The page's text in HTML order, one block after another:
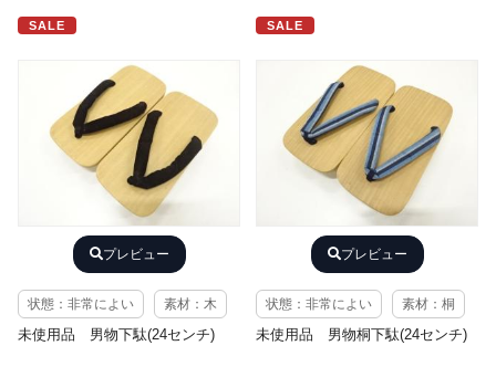
SALE
プレビュー
状態：非常によい 素材：木
未使用品 男物下駄(24センチ)
SALE
プレビュー
状態：非常によい 素材：桐
未使用品 男物桐下駄(24センチ)